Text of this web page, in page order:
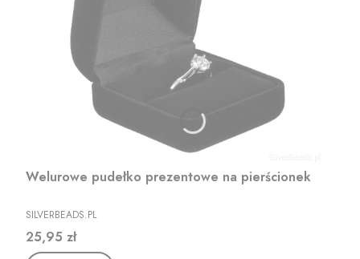
Welurowe pudełko prezentowe na pierścionek
PRODUCENT
SILVERBEADS.PL
Cena
25,95 zł